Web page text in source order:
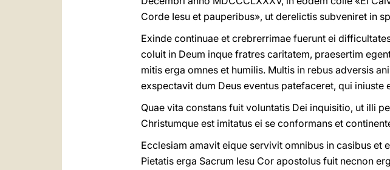
Corde Iesu et pauperibus», ut derelictis subveniret in
Exinde continuae et crebrerrimae fuerunt ei
coluit in Deum inque fratres caritatem, praesertim
mitis erga omnes et humilis. Multis in rebus adversis
exspectavit dum Deus eventus patefaceret, qui iniuste
Quae vita constans fuit voluntatis Dei inquisitio, ut illi
Christumque est imitatus ei se conformans et
Ecclesiam amavit eique servivit omnibus in casibus
Pietatis erga Sacrum Iesu Cor apostolus fuit necnon